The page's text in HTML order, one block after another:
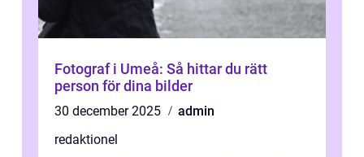
Fotograf i Umeå: Så hittar du rätt
person för dina bilder
30 december 2025
admin
redaktionel